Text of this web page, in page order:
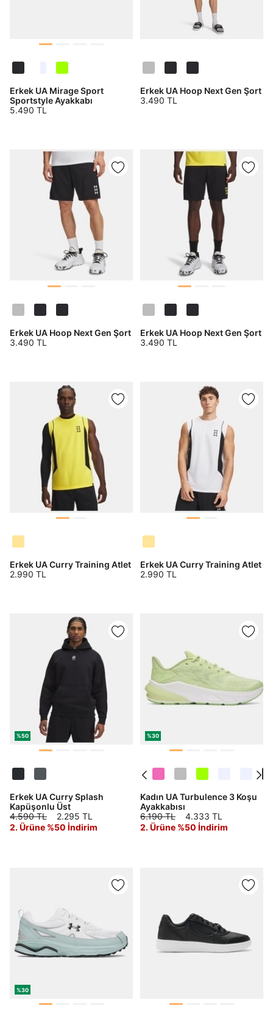
Erkek UA Mirage Sport
Sportstyle Ayakkabı
5.490 TL
Erkek UA Hoop Next Gen Şort
3.490 TL
Erkek UA Hoop Next Gen Şort
3.490 TL
Erkek UA Hoop Next Gen Şort
3.490 TL
Erkek UA Curry Training Atlet
2.990 TL
Erkek UA Curry Training Atlet
2.990 TL
%50
Erkek UA Curry Splash
Kapüşonlu Üst
4.590 TL
2.295 TL
2. Ürüne %50 İndirim
%30
Kadın UA Turbulence 3 Koşu
Ayakkabısı
6.190 TL
4.333 TL
2. Ürüne %50 İndirim
%30